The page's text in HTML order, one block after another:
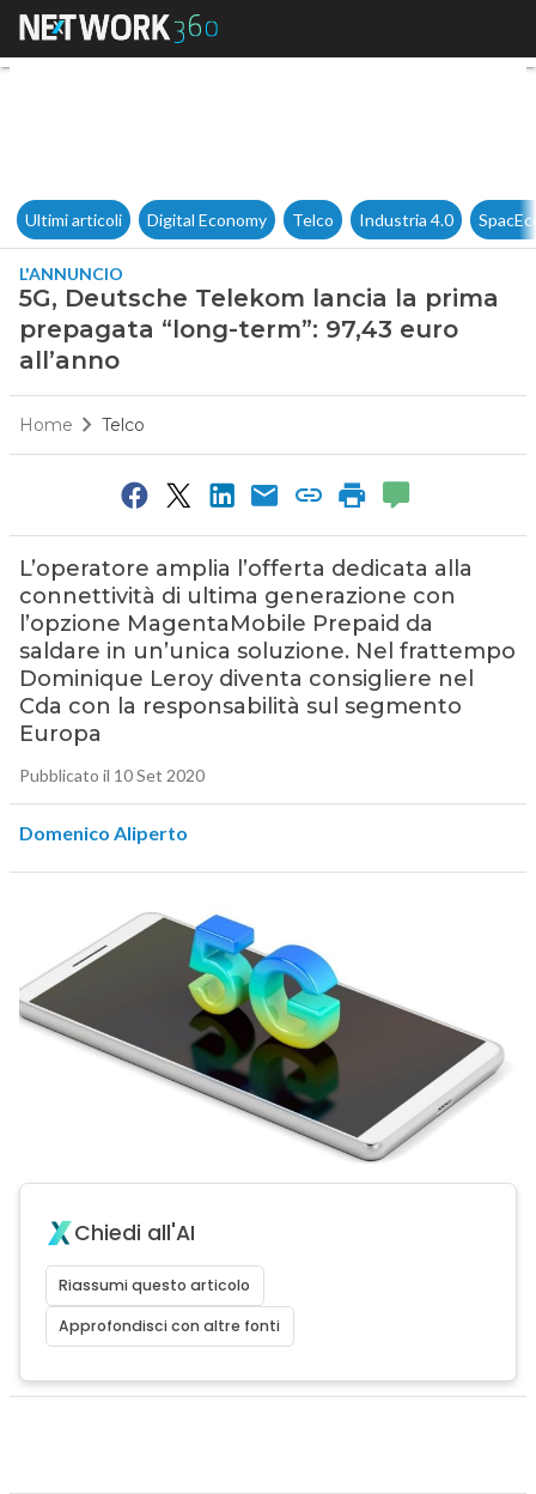
5G, Deutsche Telekom
Ultimi articoli Digital Economy Telco Industria 4.0
L'ANNUNCIO
5G, Deutsche Telekom lancia la prima
prepagata “long-term”: 97,43 euro
all’anno
Home Telco
L’operatore amplia l’offerta dedicata alla
connettività di ultima generazione con
l’opzione MagentaMobile Prepaid da
saldare in un’unica soluzione. Nel frattempo
Dominique Leroy diventa consigliere nel
Cda con la responsabilità sul segmento
Europa
Pubblicato il 10 Set 2020
Domenico Aliperto
Chiedi all'AI
Riassumi questo articolo
Approfondisci con altre fonti